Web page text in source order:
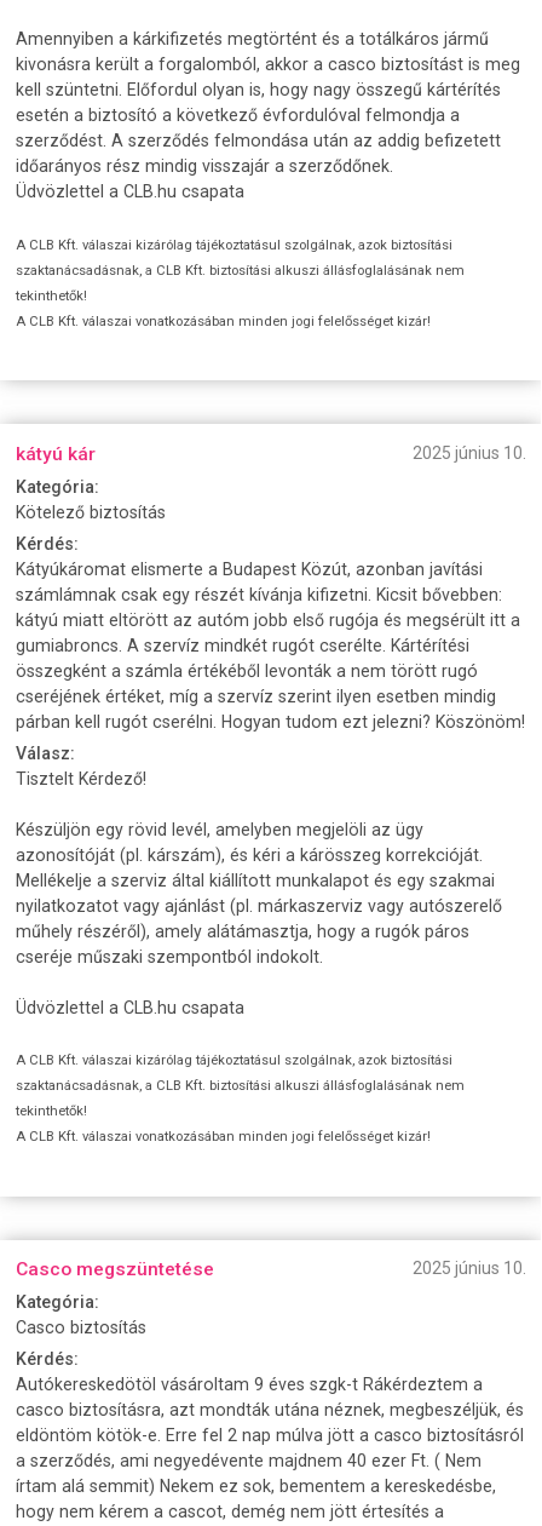
Amennyiben a kárkifizetés megtörtént és a totálkáros jármű
kivonásra került a forgalomból, akkor a casco biztosítást is meg
kell szüntetni. Előfordul olyan is, hogy nagy összegű kártérítés
esetén a biztosító a következő évfordulóval felmondja a
szerződést. A szerződés felmondása után az addig befizetett
időarányos rész mindig visszajár a szerződőnek.
Üdvözlettel a CLB.hu csapata
A CLB Kft. válaszai kizárólag tájékoztatásul szolgálnak, azok biztosítási
szaktanácsadásnak, a CLB Kft. biztosítási alkuszi állásfoglalásának nem
tekinthetők!
A CLB Kft. válaszai vonatkozásában minden jogi felelősséget kizár!
kátyú kár
2025 június 10.
Kategória:
Kötelező biztosítás
Kérdés:
Kátyúkáromat elismerte a Budapest Közút, azonban javítási
számlámnak csak egy részét kívánja kifizetni. Kicsit bővebben:
kátyú miatt eltörött az autóm jobb első rugója és megsérült itt a
gumiabroncs. A szervíz mindkét rugót cserélte. Kártérítési
összegként a számla értékéből levonták a nem törött rugó
cseréjének értéket, míg a szervíz szerint ilyen esetben mindig
párban kell rugót cserélni. Hogyan tudom ezt jelezni? Köszönöm!
Válasz:
Tisztelt Kérdező!
Készüljön egy rövid levél, amelyben megjelöli az ügy
azonosítóját (pl. kárszám), és kéri a kárösszeg korrekcióját.
Mellékelje a szerviz által kiállított munkalapot és egy szakmai
nyilatkozatot vagy ajánlást (pl. márkaszerviz vagy autószerelő
műhely részéről), amely alátámasztja, hogy a rugók páros
cseréje műszaki szempontból indokolt.
Üdvözlettel a CLB.hu csapata
A CLB Kft. válaszai kizárólag tájékoztatásul szolgálnak, azok biztosítási
szaktanácsadásnak, a CLB Kft. biztosítási alkuszi állásfoglalásának nem
tekinthetők!
A CLB Kft. válaszai vonatkozásában minden jogi felelősséget kizár!
Casco megszüntetése
2025 június 10.
Kategória:
Casco biztosítás
Kérdés:
Autókereskedötöl vásároltam 9 éves szgk-t Rákérdeztem a
casco biztosításra, azt mondták utána néznek, megbeszéljük, és
eldöntöm kötök-e. Erre fel 2 nap múlva jött a casco biztosításról
a szerződés, ami negyedévente majdnem 40 ezer Ft. ( Nem
írtam alá semmit) Nekem ez sok, bementem a kereskedésbe,
hogy nem kérem a cascot, demég nem jött értesítés a